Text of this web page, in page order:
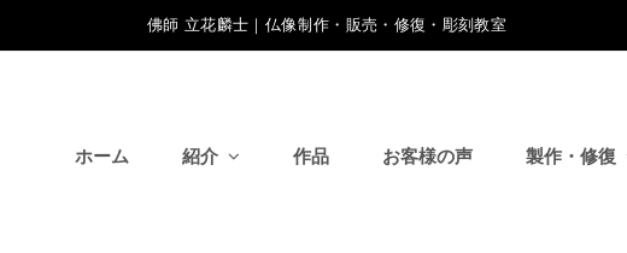
佛師 立花麟士｜仏像制作・販売・修復・彫刻教室
ホーム 紹介 作品 お客様の声 製作・修復